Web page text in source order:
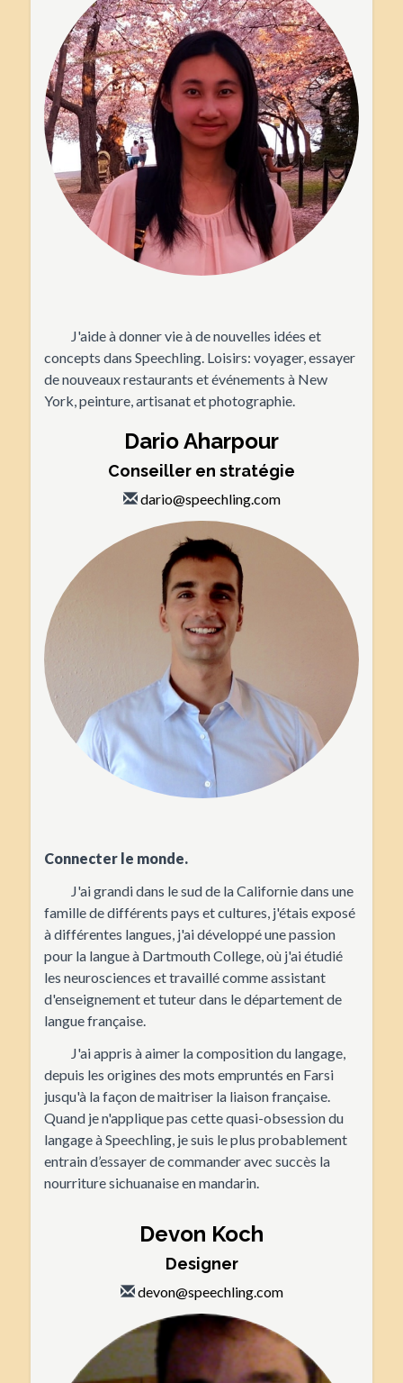
J'aide à donner vie à de nouvelles idées et
concepts dans Speechling. Loisirs: voyager, essayer
de nouveaux restaurants et événements à New
York, peinture, artisanat et photographie.
Dario Aharpour
Conseiller en stratégie
dario@speechling.com
Connecter le monde.
J'ai grandi dans le sud de la Californie dans une
famille de différents pays et cultures, j'étais exposé
à différentes langues, j'ai développé une passion
pour la langue à Dartmouth College, où j'ai étudié
les neurosciences et travaillé comme assistant
d'enseignement et tuteur dans le département de
langue française.
J'ai appris à aimer la composition du langage,
depuis les origines des mots empruntés en Farsi
jusqu'à la façon de maitriser la liaison française.
Quand je n'applique pas cette quasi-obsession du
langage à Speechling, je suis le plus probablement
entrain d’essayer de commander avec succès la
nourriture sichuanaise en mandarin.
Devon Koch
Designer
devon@speechling.com